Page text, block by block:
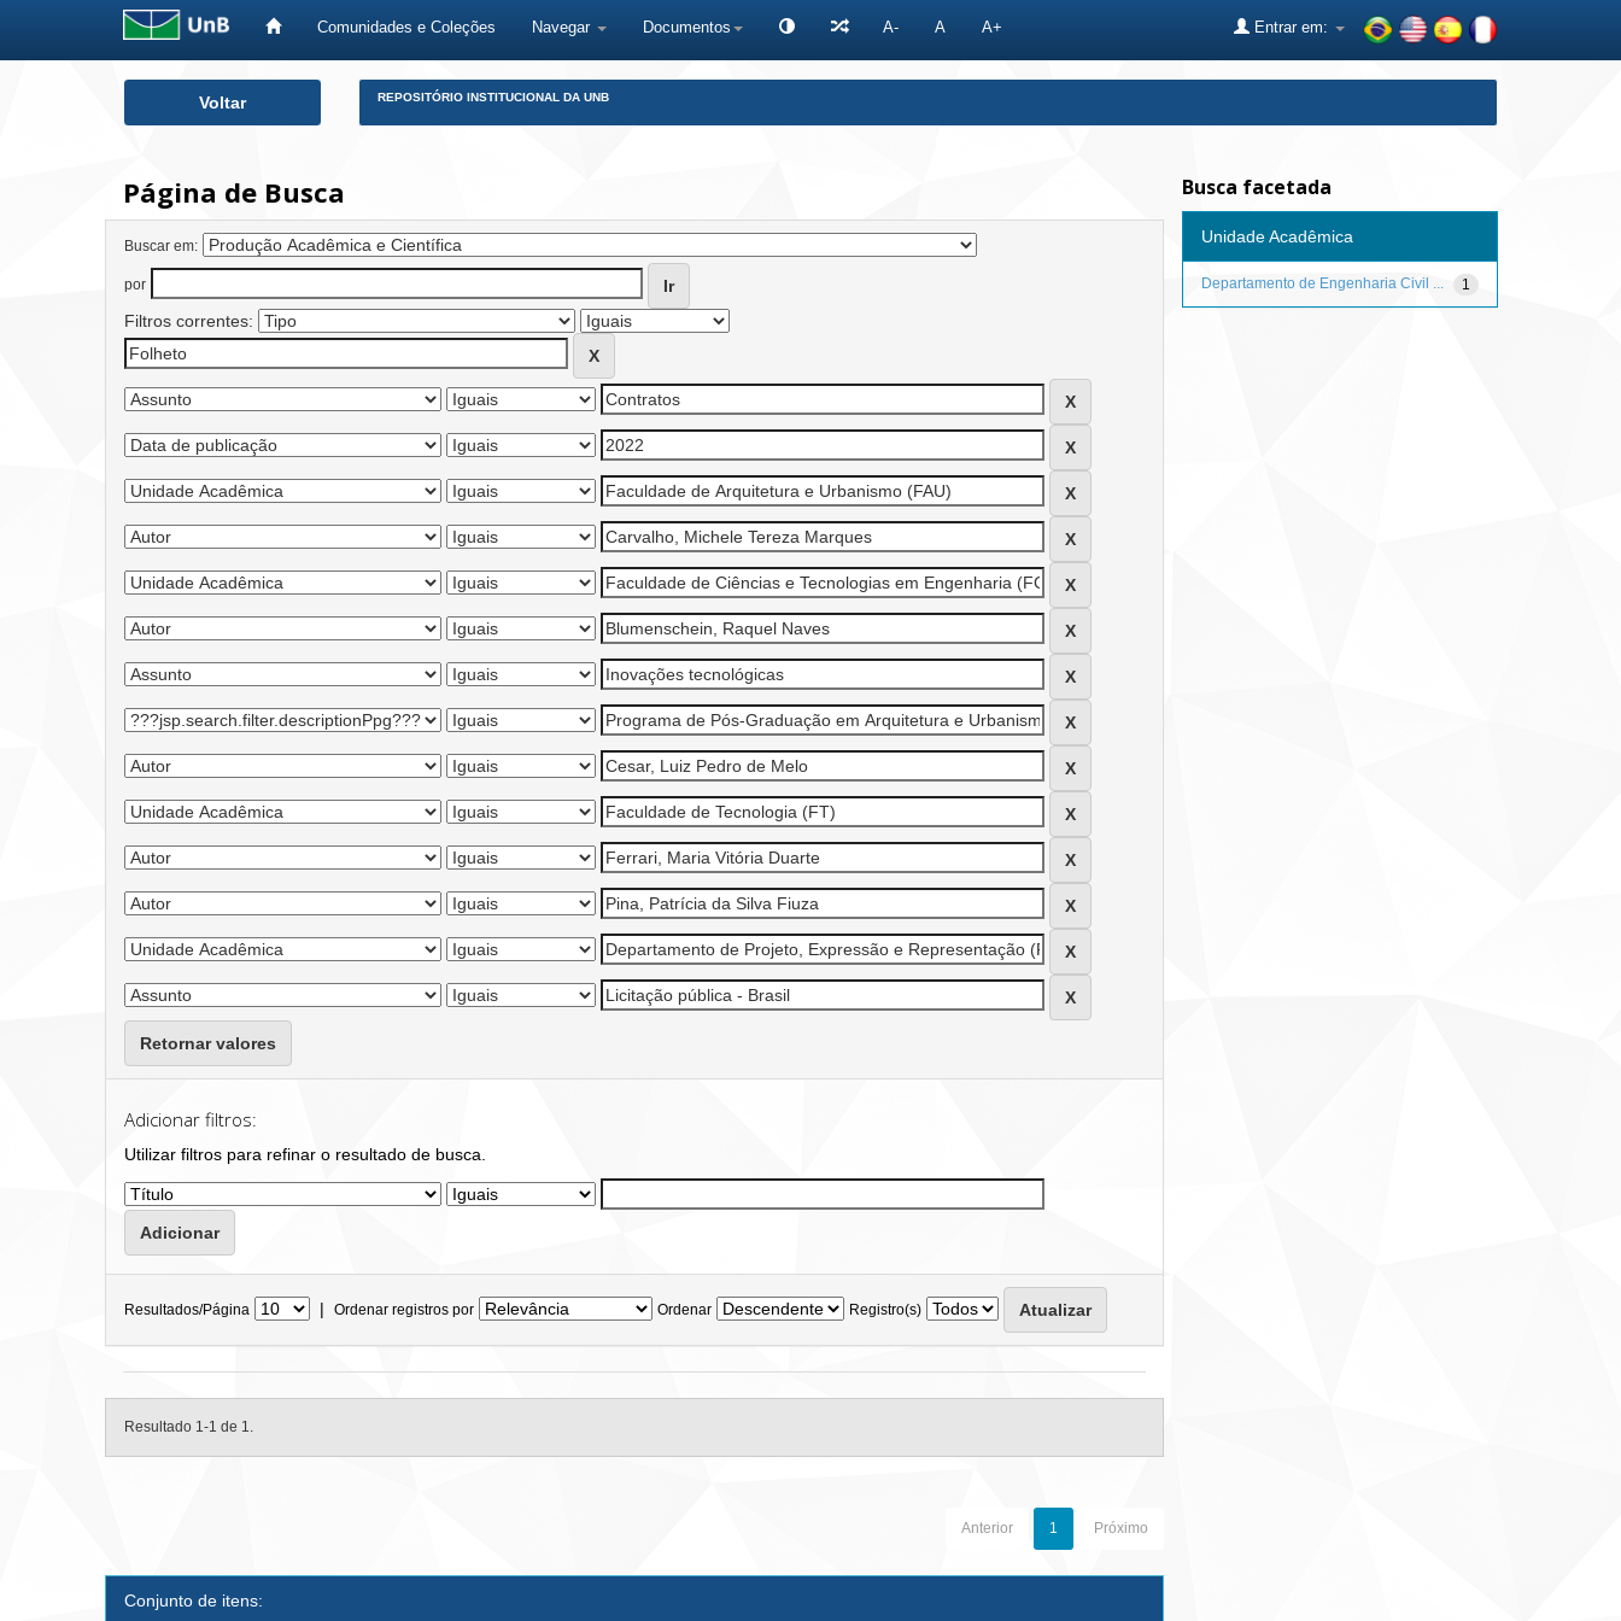
Comunidades e Coleções Navegar Documentos A- A A+ Entrar em:
Voltar REPOSITÓRIO INSTITUCIONAL DA UNB
Página de Busca
Buscar em:
por
Filtros correntes:
Retornar valores
Adicionar filtros:
Utilizar filtros para refinar o resultado de busca.
Resultados/Página | Ordenar registros por Ordenar Registro(s)
Resultado 1-1 de 1.
Anterior 1 Próximo
Conjunto de itens:
Busca facetada
Unidade Acadêmica
1
Departamento de Engenharia Civil ...